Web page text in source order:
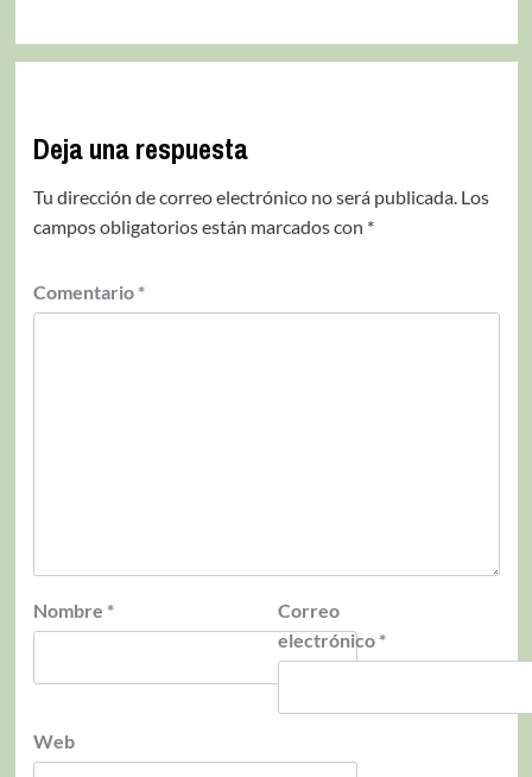
Deja una respuesta
Tu dirección de correo electrónico no será publicada. Los
campos obligatorios están marcados con *
Comentario *
Nombre *
Correo
electrónico *
Web